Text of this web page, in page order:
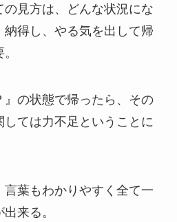
の見方は、どんな状況にな
納得し、やる気を出して帰
』の状態で帰ったら、その
ては力不足ということに
言葉もわかりやすく全て一
来る。